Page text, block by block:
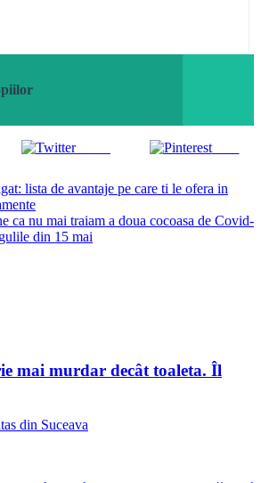
Tweet Save
lista de avantaje pe care ti le ofera in
ca nu mai traiam a doua cocoasa de Covid-
din 15 mai
mai murdar decât toaleta. Îl